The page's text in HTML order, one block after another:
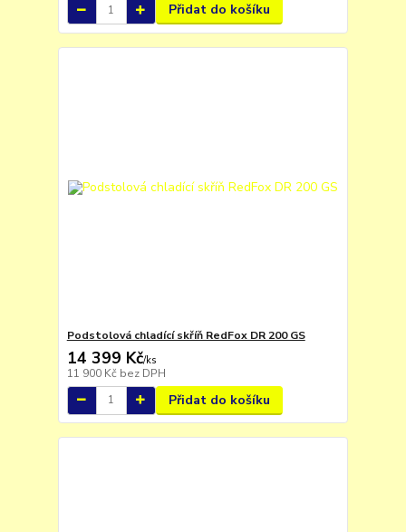
Přidat do košíku
Podstolová chladící skříň RedFox DR 200 GS
14 399 Kč/ks
11 900 Kč bez DPH
Přidat do košíku